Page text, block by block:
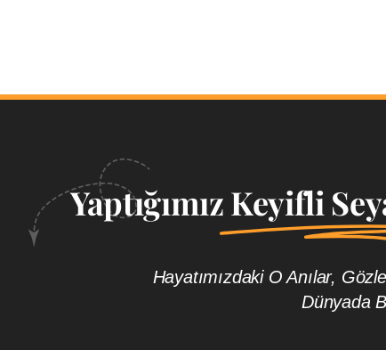
YaptığımızKeyifli
Hayatımızdaki O Anılar,
Dünyada